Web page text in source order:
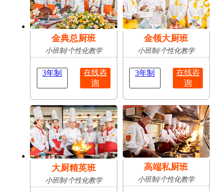
金典总厨班
小班制/个性化教学
3年制
在线咨
询
金领大厨班
小班制/个性化教学
3年制
在线咨
询
大厨精英班
小班制/个性化教学
高端私厨班
小班制/个性化教学